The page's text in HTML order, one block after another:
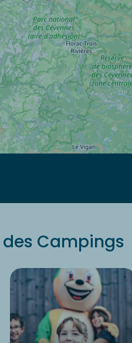
des Campings